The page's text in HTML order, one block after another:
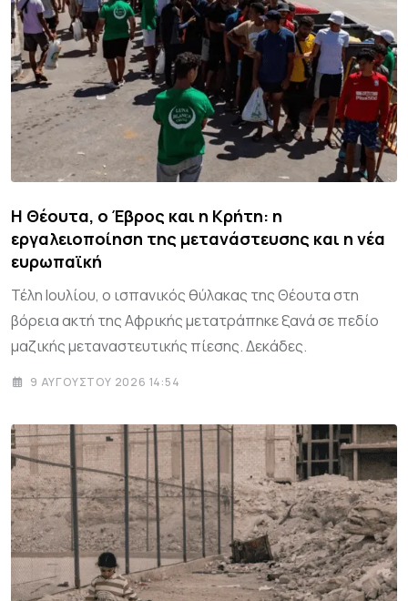
Η Θέουτα, ο Έβρος και η Κρήτη: η
εργαλειοποίηση της μετανάστευσης και η νέα
ευρωπαϊκή
Τέλη Ιουλίου, ο ισπανικός θύλακας της Θέουτα στη
βόρεια ακτή της Αφρικής μετατράπηκε ξανά σε πεδίο
μαζικής μεταναστευτικής πίεσης. Δεκάδες.
9 ΑΥΓΟΎΣΤΟΥ 2026 14:54